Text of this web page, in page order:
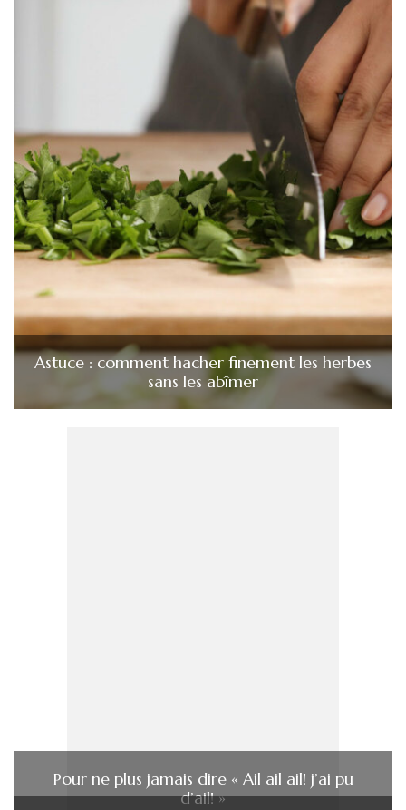
Astuce : comment hacher finement les herbes
sans les abîmer
Pour ne plus jamais dire « Ail ail ail! j’ai pu
d’ail! »